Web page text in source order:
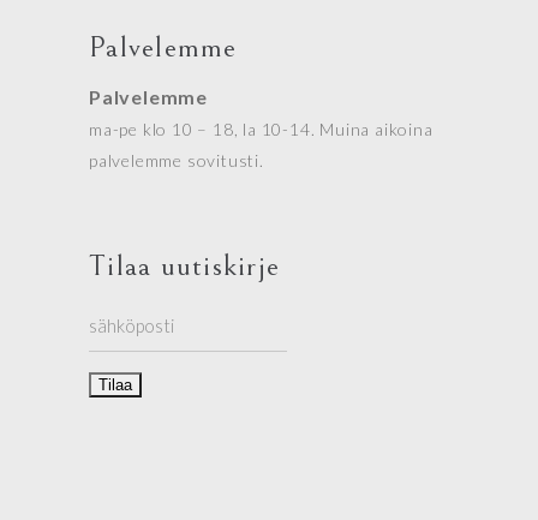
Palvelemme
Palvelemme
ma-pe klo 10 – 18, la 10-14. Muina aikoina
palvelemme sovitusti.
Tilaa uutiskirje